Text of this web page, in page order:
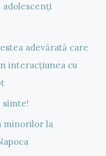
adolescenți
adevărată care
interacțiunea cu
simte!
minorilor la